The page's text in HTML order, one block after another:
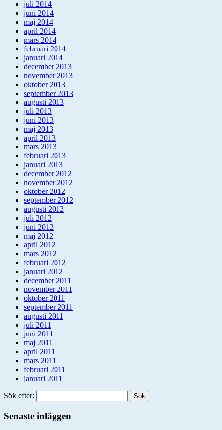
juli 2014
juni 2014
maj 2014
april 2014
mars 2014
februari 2014
januari 2014
december 2013
november 2013
oktober 2013
september 2013
augusti 2013
juli 2013
juni 2013
maj 2013
april 2013
mars 2013
februari 2013
januari 2013
december 2012
november 2012
oktober 2012
september 2012
augusti 2012
juli 2012
juni 2012
maj 2012
april 2012
mars 2012
februari 2012
januari 2012
december 2011
november 2011
oktober 2011
september 2011
augusti 2011
juli 2011
juni 2011
maj 2011
april 2011
mars 2011
februari 2011
januari 2011
Sök efter:
Senaste inläggen